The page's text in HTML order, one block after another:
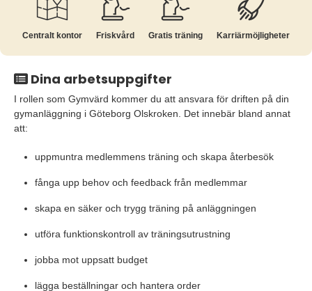
Centralt kontor Friskvård Gratis träning Karriär­möjligheter
Dina arbetsuppgifter
I rollen som Gymvärd kommer du att ansvara för driften på din
gymanläggning i Göteborg Olskroken. Det innebär bland annat
att:
uppmuntra medlemmens träning och skapa återbesök
fånga upp behov och feedback från medlemmar
skapa en säker och trygg träning på anläggningen
utföra funktionskontroll av träningsutrustning
jobba mot uppsatt budget
lägga beställningar och hantera order